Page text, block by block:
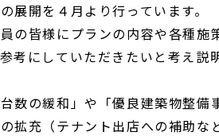
展開を４月より行っています。
の皆様にプランの内容や各種施
考にしていただきたいと考え説
数の緩和」や「優良建築物整備
拡充（テナント出店への補助な